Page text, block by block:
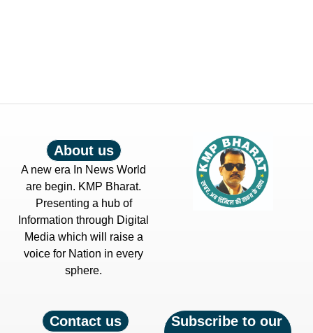
About us
A new era In News World
are begin. KMP Bharat.
Presenting a hub of
Information through Digital
Media which will raise a
voice for Nation in every
sphere.
Contact us
Subscribe to our